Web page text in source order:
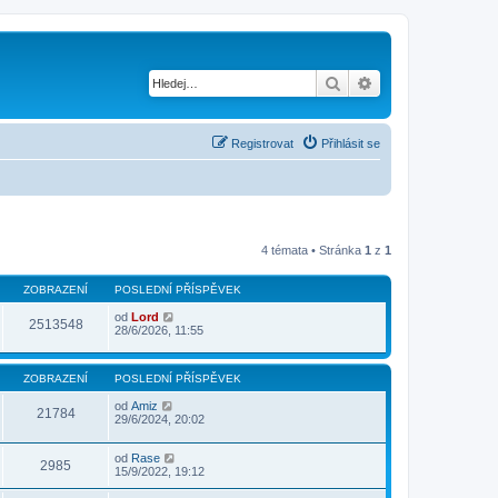
Hledat
Přihlásit se
Registrovat
4 témata • Stránka 1 z 1
ZOBRAZENÍ POSLEDNÍ PŘÍSPĚVEK
2513548 od Lord
28/6/2026, 11:55
ZOBRAZENÍ POSLEDNÍ PŘÍSPĚVEK
21784 od Amiz
29/6/2024, 20:02
2985 od Rase
15/9/2022, 19:12